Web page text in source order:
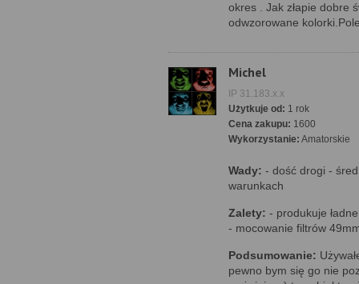
okres . Jak złapie dobre
odwzorowane
Michel
IP 31.183.x.x
Użytkuje od: 1 rok
Cena zakupu: 1600
Wykorzystanie: Amatorskie
Wady: - dość drogi -
warunkach
Zalety: - produkuje
- mocowanie filtrów
Podsumowanie:
pewno bym się go nie